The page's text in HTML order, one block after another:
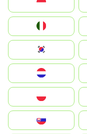
South Korea